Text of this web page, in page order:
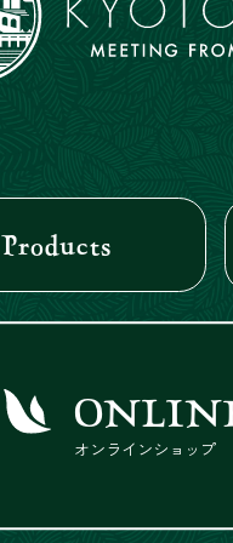
Products
オンラインショップ